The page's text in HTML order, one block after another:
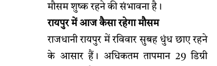
मौसम शुष्क रहने की संभावना है।
रायपुर में आज कैसा रहेगा मौसम
राजधानी रायपुर में रविवार सुबह धुंध छाए रहने
के आसार हैं। अधिकतम तापमान 29 डिग्री